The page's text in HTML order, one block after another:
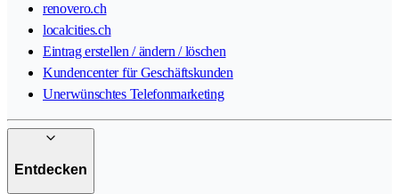
renovero.ch
localcities.ch
Eintrag erstellen / ändern / löschen
Kundencenter für Geschäftskunden
Unerwünschtes Telefonmarketing
Entdecken